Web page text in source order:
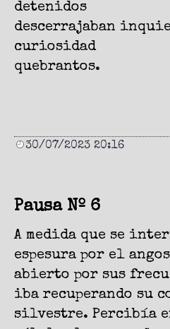
detenidos
descerrajaban
curiosidad
quebrantos.
30/07/2023 20:16
Pausa Nº 6
A medida que se
espesura por el
abierto por sus
iba recuperando su
silvestre. Percibía